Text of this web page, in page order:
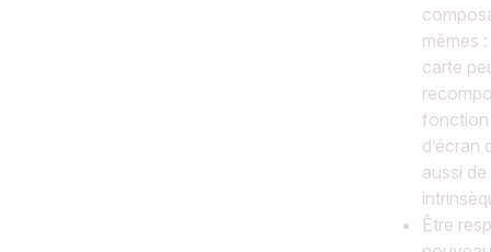
mêmes
carte
fonction
d’écran
aussi
Être